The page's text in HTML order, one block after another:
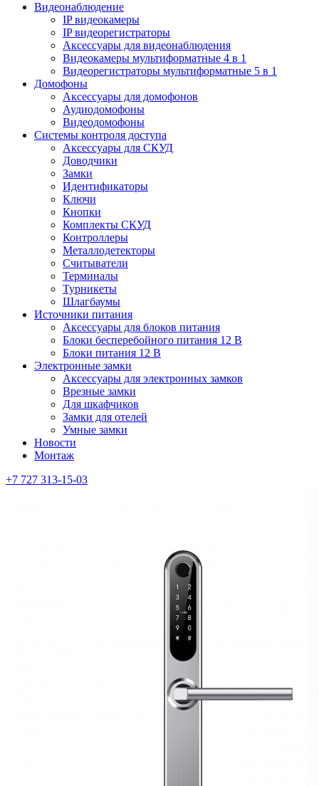
Видеонаблюдение
IP видеокамеры
IP видеорегистраторы
Аксессуары для видеонаблюдения
Видеокамеры мультиформатные 4 в 1
Видеорегистраторы мультиформатные 5 в 1
Домофоны
Аксессуары для домофонов
Аудиодомофоны
Видеодомофоны
Системы контроля доступа
Аксессуары для СКУД
Доводчики
Замки
Идентификаторы
Ключи
Кнопки
Комплекты СКУД
Контроллеры
Металлодетекторы
Считыватели
Терминалы
Турникеты
Шлагбаумы
Источники питания
Аксессуары для блоков питания
Блоки бесперебойного питания 12 В
Блоки питания 12 В
Электронные замки
Аксессуары для электронных замков
Врезные замки
Для шкафчиков
Замки для отелей
Умные замки
Новости
Монтаж
+7 727 313-15-03